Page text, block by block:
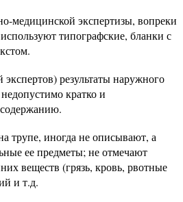
медицинской экспертизы, вопреки
типографские, бланки с
результаты наружного
кратко и
трупе, иногда не описывают, а
ее предметы; не отмечают
веществ (грязь, кровь, рвотные
и т.д.